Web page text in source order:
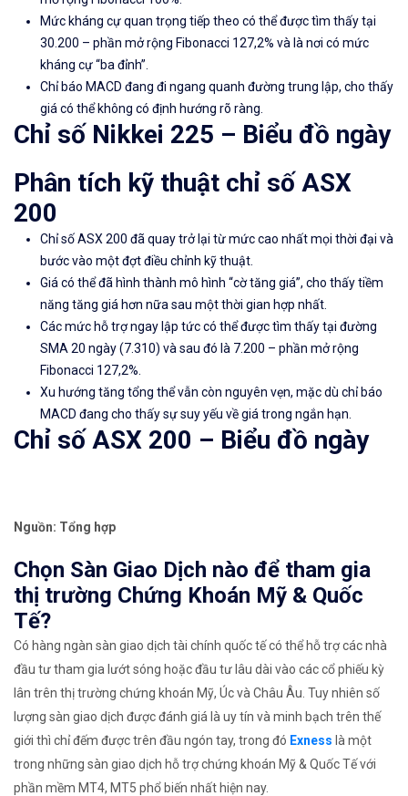
Mức kháng cự quan trọng tiếp theo có thể được tìm thấy tại
30.200 – phần mở rộng Fibonacci 127,2% và là nơi có mức
kháng cự “ba đỉnh”.
Chỉ báo MACD đang đi ngang quanh đường trung lập, cho thấy
giá có thể không có định hướng rõ ràng.
Chỉ số Nikkei 225 – Biểu đồ ngày
Phân tích kỹ thuật chỉ số ASX
200
Chỉ số ASX 200 đã quay trở lại từ mức cao nhất mọi thời đại và
bước vào một đợt điều chỉnh kỹ thuật.
Giá có thể đã hình thành mô hình “cờ tăng giá”, cho thấy tiềm
năng tăng giá hơn nữa sau một thời gian hợp nhất.
Các mức hỗ trợ ngay lập tức có thể được tìm thấy tại đường
SMA 20 ngày (7.310) và sau đó là 7.200 – phần mở rộng
Fibonacci 127,2%.
Xu hướng tăng tổng thể vẫn còn nguyên vẹn, mặc dù chỉ báo
MACD đang cho thấy sự suy yếu về giá trong ngắn hạn.
Chỉ số ASX 200 – Biểu đồ ngày
Nguồn: Tổng hợp
Chọn Sàn Giao Dịch nào để tham gia
thị trường Chứng Khoán Mỹ & Quốc
Tế?
Có hàng ngàn sàn giao dịch tài chính quốc tế có thể hỗ trợ các nhà
đầu tư tham gia lướt sóng hoặc đầu tư lâu dài vào các cổ phiếu kỳ
lân trên thị trường chứng khoán Mỹ, Úc và Châu Âu. Tuy nhiên số
lượng sàn giao dịch được đánh giá là uy tín và minh bạch trên thế
giới thì chỉ đếm được trên đầu ngón tay, trong đó Exness là một
trong những sàn giao dịch hỗ trợ chứng khoán Mỹ & Quốc Tế với
phần mềm MT4, MT5 phổ biến nhất hiện nay.